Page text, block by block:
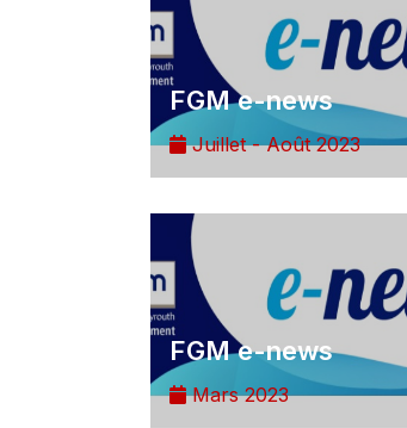
FGM e-news
Juillet - Août 2023
FGM e-news
Mars 2023